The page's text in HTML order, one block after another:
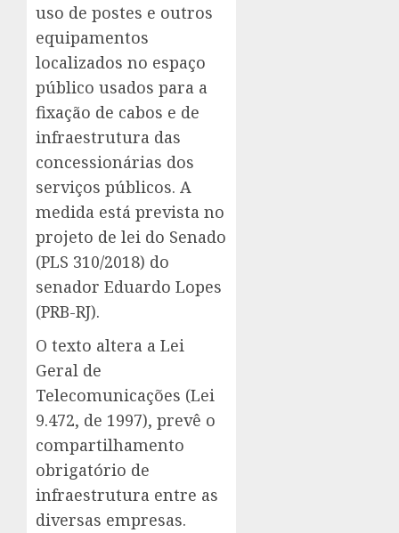
uso de postes e outros
equipamentos
localizados no espaço
público usados para a
fixação de cabos e de
infraestrutura das
concessionárias dos
serviços públicos. A
medida está prevista no
projeto de lei do Senado
(PLS 310/2018) do
senador Eduardo Lopes
(PRB-RJ).
O texto altera a Lei
Geral de
Telecomunicações (Lei
9.472, de 1997), prevê o
compartilhamento
obrigatório de
infraestrutura entre as
diversas empresas.